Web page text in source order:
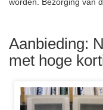
Aanbieding:
met hoge